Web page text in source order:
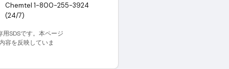
Chemtel 1-800-255-3924
(24/7)
SDSです。本ページ
容を反映していま